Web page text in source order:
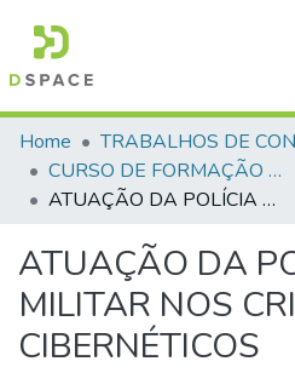
Communities & Collections
All of DSpace
Home
CURSO DE FORMAÇÃO DE OFICIAIS - 47ª TURMA CFO – ASPIRANTES - 2025
ATUAÇÃO DA POLÍCIA MILITAR NOS CRIMES CIBERNÉTICOS
ATUAÇÃO DA
MILITAR NOS
CIBERNÉTICOS